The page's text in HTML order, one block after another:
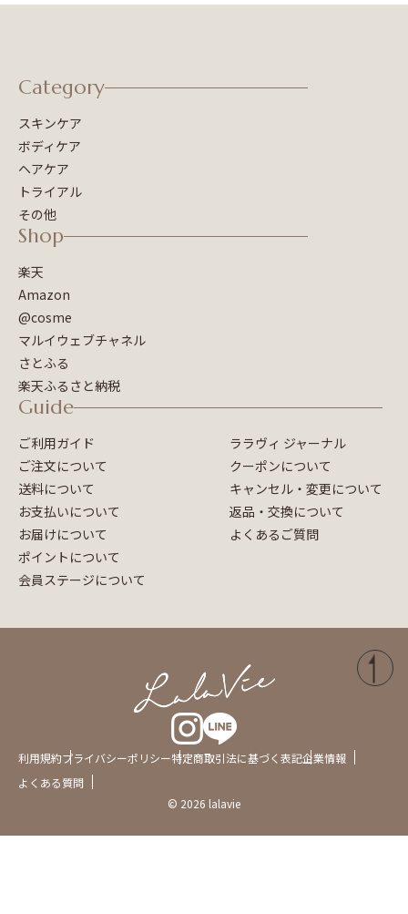
Category
スキンケア
ボディケア
ヘアケア
トライアル
その他
Shop
楽天
Amazon
@cosme
マルイウェブチャネル
さとふる
楽天ふるさと納税
Guide
ご利用ガイド
ご注文について
送料について
お支払いについて
お届けについて
ポイントについて
会員ステージについて
ララヴィ ジャーナル
クーポンについて
キャンセル・変更について
返品・交換について
よくあるご質問
利用規約プライバシーポリシー特定商取引法に基づく表記企業情報
よくある質問
© 2026 lalavie